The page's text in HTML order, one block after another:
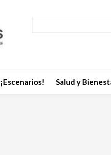
¡Escenarios! Salud y